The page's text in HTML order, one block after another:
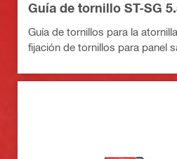
Guía de tornillo ST-SG
Guía de tornillos para la
fijación de tornillos para panel